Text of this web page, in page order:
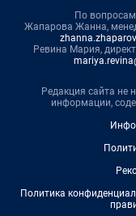
По
Жапарова Жанна,
Ревина Мария,
Редакция сайта не
информации,
Политика